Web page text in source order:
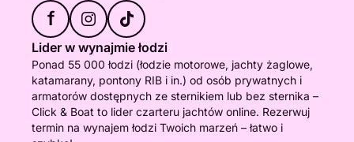
f
Lider w wynajmie łodzi
Ponad 55 000 łodzi (łodzie motorowe, jachty żaglowe,
katamarany, pontony RIB i in.) od osób prywatnych i
armatorów dostępnych ze sternikiem lub bez sternika –
Click & Boat to lider czarteru jachtów online. Rezerwuj
termin na wynajem łodzi Twoich marzeń – łatwo i